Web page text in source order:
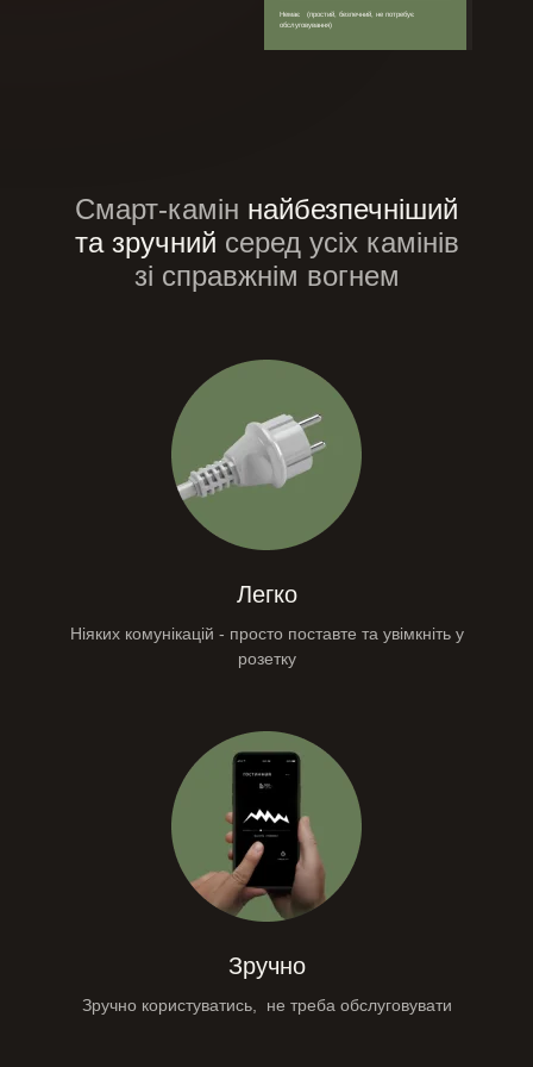
Немає (простий, безпечний, не потребує
обслуговування)
Смарт-камін найбезпечніший
та зручний серед усіхкамінів
зі справжнім вогнем
Легко
Ніяких комунікацій - просто поставте та увімкніть у
розетку
Зручно
Зручно користуватись, не треба обслуговувати